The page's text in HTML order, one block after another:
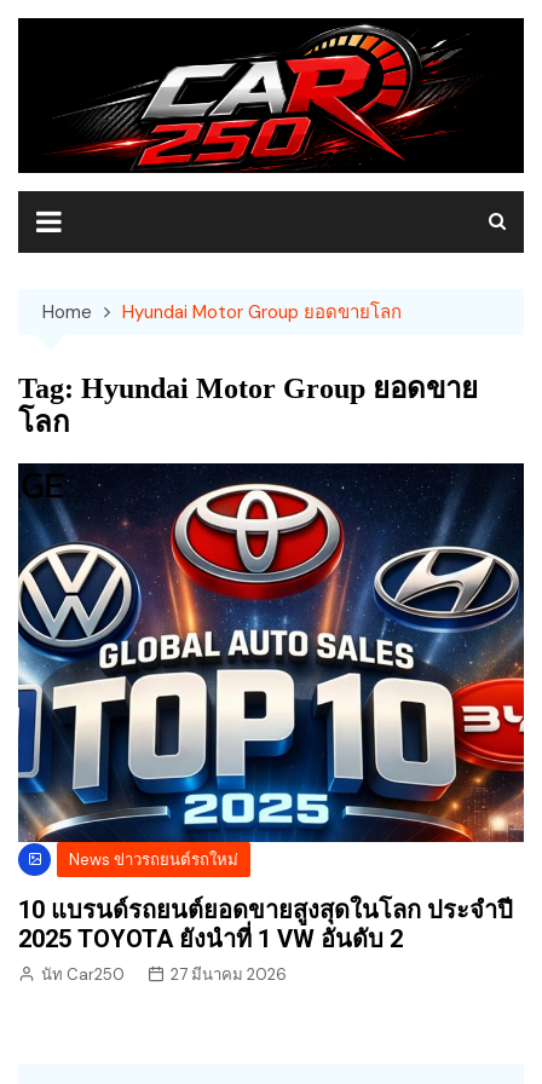
Skip
Home Hyundai Motor Group ยอดขายโลก
Tag: Hyundai Motor Group ยอดขาย
โลก
News ข่าวรถยนต์รถใหม่
10 แบรนด์รถยนต์ยอดขายสูงสุดในโลก ประจำปี
2025 TOYOTA ยังนำที่ 1 VW อันดับ 2
นัท Car250 27 มีนาคม 2026